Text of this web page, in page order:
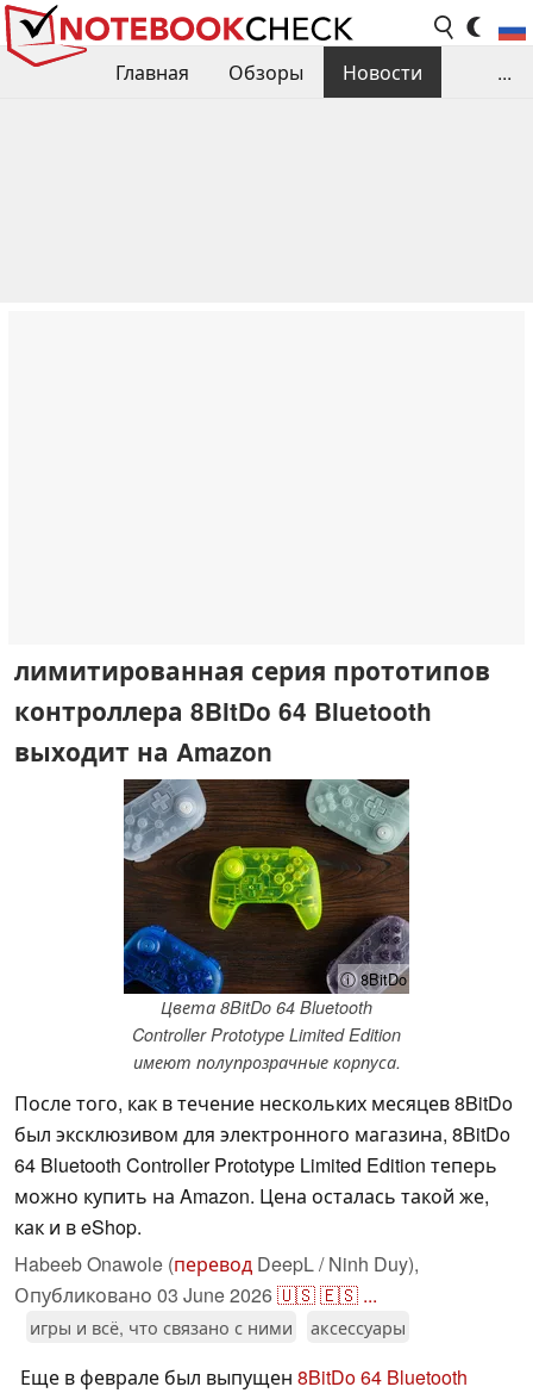
Главная Обзоры
Новости
...
лимитированная серия прототипов
контроллера 8BitDo 64 Bluetooth
выходит на Amazon
ⓘ 8BitDo
Цвета 8BitDo 64 Bluetooth
Controller Prototype Limited Edition
имеют полупрозрачные корпуса.
После того, как в течение нескольких месяцев 8BitDo
был эксклюзивом для электронного магазина, 8BitDo
64 Bluetooth Controller Prototype Limited Edition теперь
можно купить на Amazon. Цена осталась такой же,
как и в eShop.
Habeeb Onawole (перевод DeepL / Ninh Duy),
Опубликовано 03 June 2026🇺🇸🇪🇸 ...
игры и всё, что связано с ними аксессуары
Еще в феврале был выпущен 8BitDo 64 Bluetooth